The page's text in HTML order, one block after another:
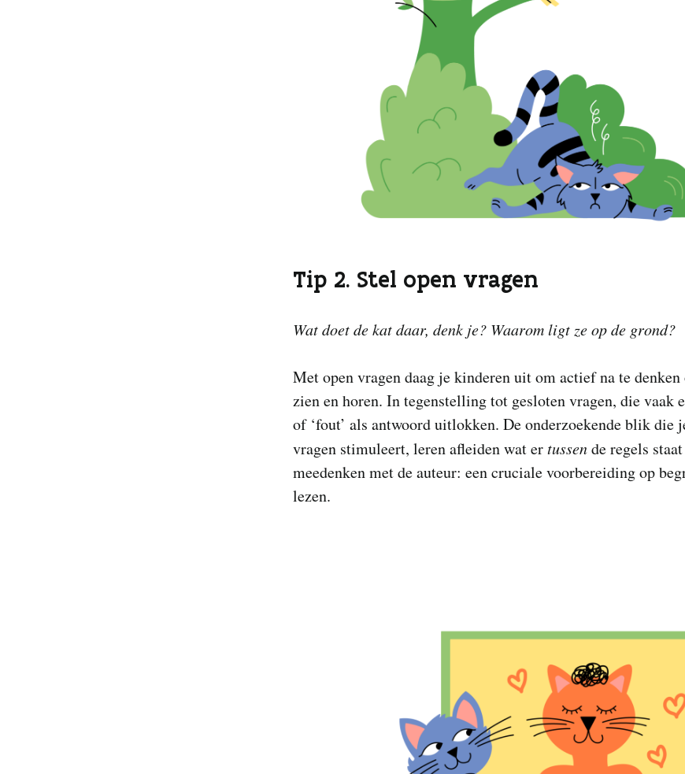
Tip 2. Stel open vragen
Wat doet de kat daar, denk je? Waarom ligt ze op de grond?
Met open vragen daag je kinderen uit om actief na te denken
zien en horen. In tegenstelling tot gesloten vragen, die vaak
of ‘fout’ als antwoord uitlokken. De onderzoekende blik die
vragen stimuleert, leren afleiden wat ertussende regels
meedenken met de auteur: een cruciale voorbereiding op
lezen.